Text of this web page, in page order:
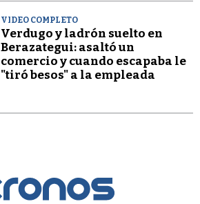
VIDEO COMPLETO
Verdugo y ladrón suelto en
Berazategui: asaltó un
comercio y cuando escapaba le
"tiró besos" a la empleada